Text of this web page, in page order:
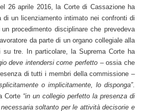
26 aprile 2016, la Corte di Cassazione ha
di un licenziamento intimato nei confronti di
procedimento disciplinare che prevedeva
da parte di un organo collegiale alla
su tre. In particolare, la Suprema Corte ha
deve intendersi come perfetto –ossia che
di tutti i membri della commissione –
o implicitamente, lo disponga”.
Corte “in un collegio perfetto la presenza di
soltanto per le attività decisorie e